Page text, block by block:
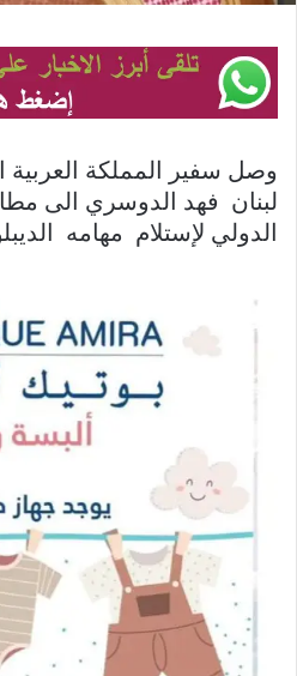
وصل سفير المملكة العربية
لبنان فهد الدوسري الى
الدولي لإستلام مهامه